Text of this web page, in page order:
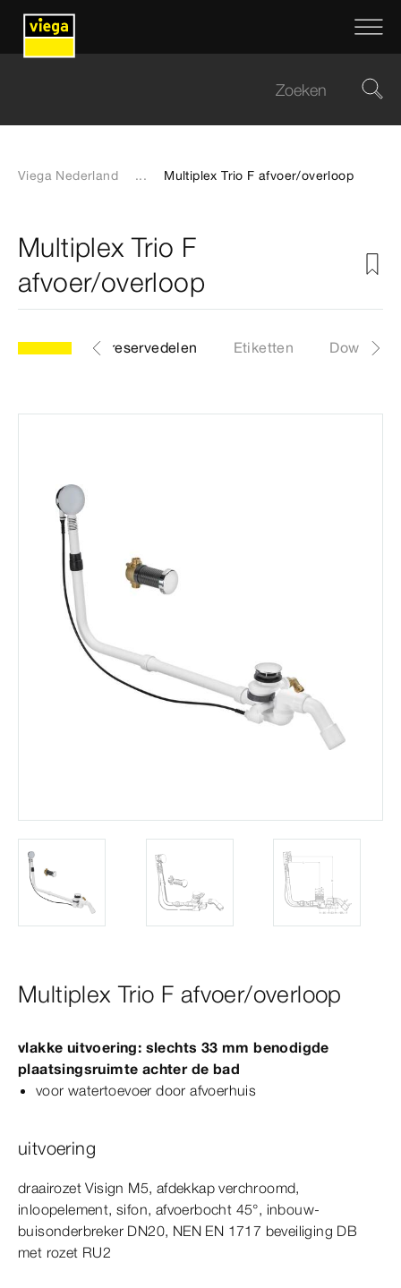
Viega Nederland ... Multiplex Trio F afvoer/overloop
Multiplex Trio F
afvoer/overloop
Lijst met reservedelen Etiketten
Multiplex Trio F afvoer/overloop
vlakke uitvoering: slechts 33 mm benodigde
plaatsingsruimte achter de bad
voor watertoevoer door afvoerhuis
uitvoering
draairozetVisign M5, afdekkap verchroomd,
inloopelement, sifon, afvoerbocht 45°, inbouw-​
buisonderbreker DN20, NEN EN 1717 beveiliging DB
met rozet RU2